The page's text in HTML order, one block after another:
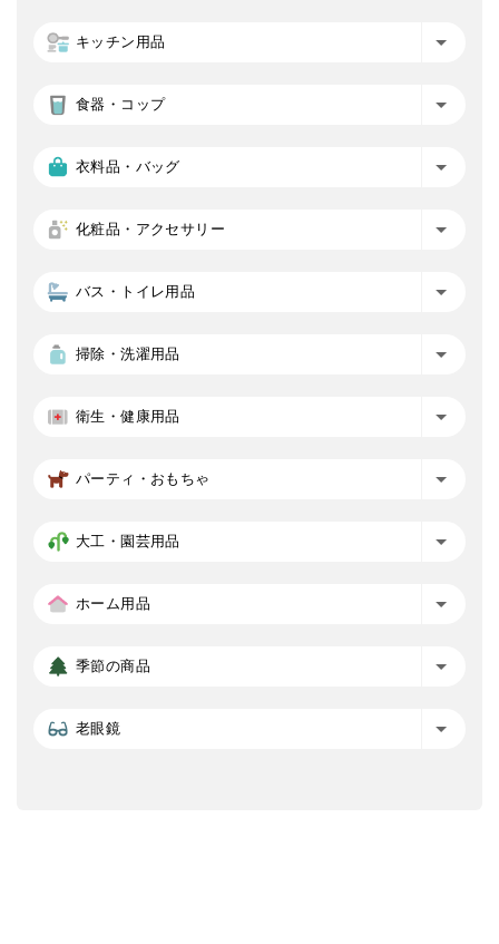
キッチン用品
食器・コップ
衣料品・バッグ
化粧品・アクセサリー
バス・トイレ用品
掃除・洗濯用品
衛生・健康用品
パーティ・おもちゃ
大工・園芸用品
ホーム用品
季節の商品
老眼鏡